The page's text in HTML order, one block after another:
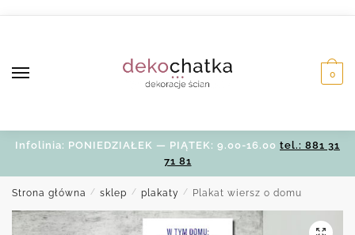
0
Infolinia: PONIEDZIAŁEK — PIĄTEK: 9.00-16.00 tel.: 881 31
71 81
Strona główna / sklep / plakaty / Plakat wiersz o domu